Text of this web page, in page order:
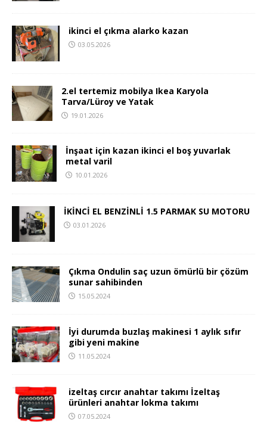
ikinci el çıkma alarko kazan
03.05.2026
2.el tertemiz mobilya Ikea Karyola
Tarva/Lüroy ve Yatak
19.01.2026
İnşaat için kazan ikinci el boş yuvarlak
metal varil
10.01.2026
İKİNCİ EL BENZİNLİ 1.5 PARMAK SU MOTORU
03.01.2026
Çıkma Ondulin saç uzun ömürlü bir çözüm
sunar sahibinden
15.05.2024
İyi durumda buzlaş makinesi 1 aylık sıfır
gibi yeni makine
11.05.2024
izeltaş cırcır anahtar takımı İzeltaş
ürünleri anahtar lokma takımı
07.05.2024